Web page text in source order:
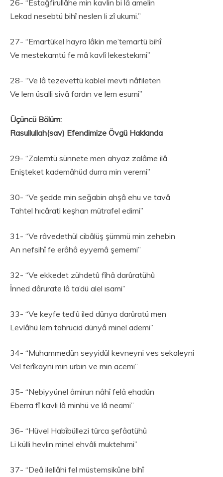
26- “Estağfirullâhe min kavlin bi lâ amelin
Lekad nesebtü bihî neslen li zî ukumi.”
27- “Emartükel hayra lâkin me’temartü bihî
Ve mestekamtü fe mâ kavlî lekestekımi”
28- “Ve lâ tezevettü kablel mevti nâfileten
Ve lem üsalli sivâ fardın ve lem esumi”
Üçüncü Bölüm:
Rasullullah(sav) Efendimize Övgü Hakkında
29- “Zalemtü sünnete men ahyaz zalâme ilâ
Enişteket kademâhüd durra min veremi”
30- “Ve şedde min seğabin ahşâ ehu ve tavâ
Tahtel hıcârati keşhan mütrafel edimi”
31- “Ve râvedethül cibâlüş şümmü min zehebin
An nefsihî fe erâhâ eyyemâ şememi”
32- “Ve ekkedet zühdetû fîhâ darûratühû
İnned dârurate lâ ta’dü alel ısami”
33- “Ve keyfe ted’û iled dünya darûratü men
Levlâhü lem tahrucid dünyâ minel ademi”
34- “Muhammedün seyyidül kevneyni ves sekaleyni
Vel ferîkayni min urbin ve min acemi”
35- “Nebiyyünel âmirun nâhî felâ ehadün
Eberra fî kavli lâ minhü ve lâ neami”
36- “Hüvel Habîbüllezi türca şefâatühû
Li külli hevlin minel ehvâli muktehımi”
37- “Deâ ilellâhi fel müstemsikûne bihî